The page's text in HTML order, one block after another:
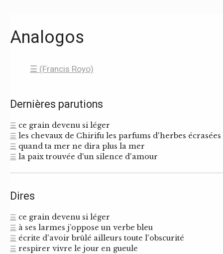
Analogos
☰ (Francis Royo)
Dernières parutions
☰ ce grain devenu si léger
☰ les chevaux de Chirifu les parfums d'herbes écrasées
☰ quand ta mer ne dira plus la mer
☰ la paix trouvée d'un silence d'amour
Dires
☰ ce grain devenu si léger
☰ à ses larmes j’oppose un verbe bleu
☰ écrite d'avoir brûlé ailleurs toute l'obscurité
☰ respirer vivre le jour en gueule